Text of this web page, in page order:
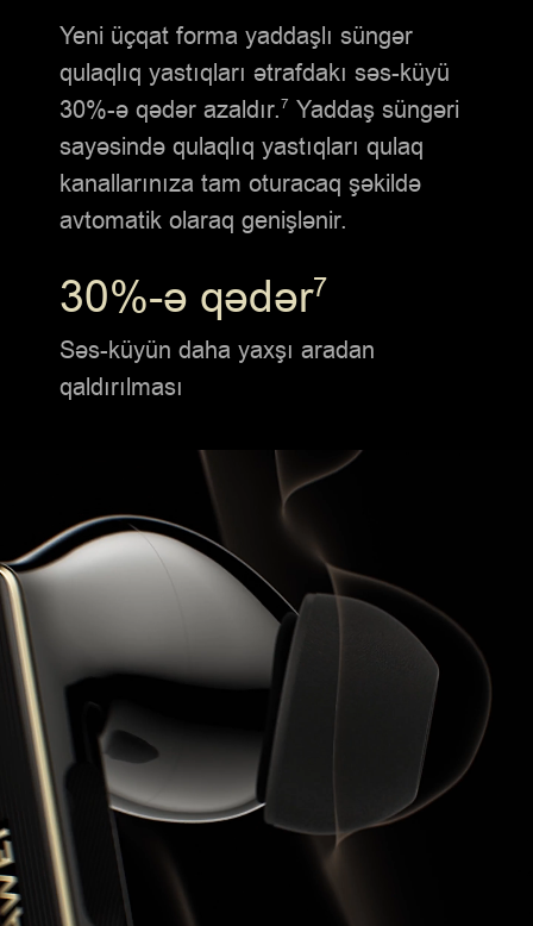
Yeni üçqat forma yaddaşlı süngər
qulaqlıq yastıqları ətrafdakı səs-küyü
30%-ə qədər azaldır.7 Yaddaş süngəri
sayəsində qulaqlıq yastıqları qulaq
kanallarınıza tam oturacaq şəkildə
avtomatik olaraq genişlənir.
30%-ə qədər7
Səs-küyün daha yaxşı aradan
qaldırılması